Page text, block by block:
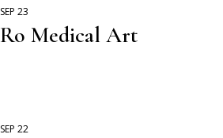
SEP 23
Ro Medical Art
SEP 22